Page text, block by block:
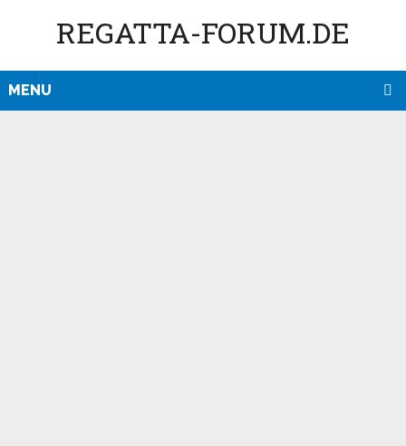
REGATTA-FORUM.DE
MENU